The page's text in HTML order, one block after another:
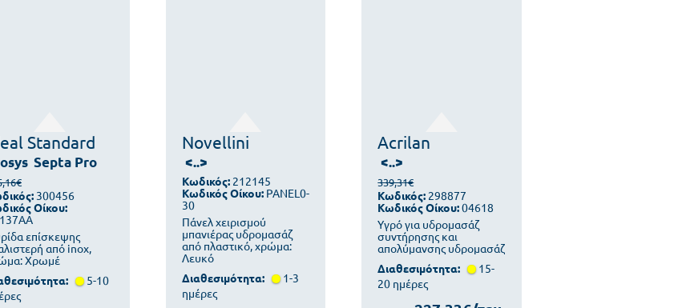
Standard
Septa Pro
επίσκεψης
από inox,
Χρωμέ
300456
Οίκου:
5-10
Novellini
<..>
Πάνελ χειρισμού
μπανιέρας υδρομασάζ
από πλαστικό, χρώμα:
Λευκό
Κωδικός:212145
Κωδικός Οίκου:PANEL0-
30
Διαθεσιμότητα:
1-3
ημέρες
Acrilan
<..>
Υγρό για υδρομασάζ
συντήρησης και
απολύμανσης υδρομασάζ
339,31€
Κωδικός: 298877
Κωδικός Οίκου:04618
Διαθεσιμότητα:
15-
20 ημέρες